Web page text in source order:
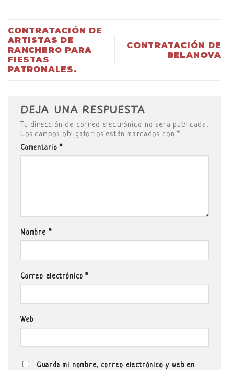
CONTRATACIÓN DE
ARTISTAS DE
RANCHERO PARA
FIESTAS
PATRONALES.
CONTRATACIÓN DE
BELANOVA
DEJA UNA RESPUESTA
Tu dirección de correo electrónico no será publicada.
Los campos obligatorios están marcados con*
Comentario *
Nombre *
Correo electrónico*
Web
Guarda mi nombre, correo electrónico y web en